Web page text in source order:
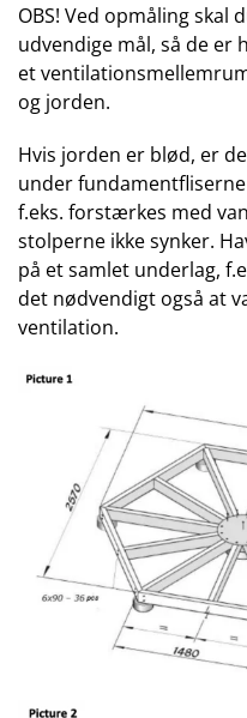
OBS! Ved opmåling skal
udvendige mål, så de er
et
og jorden.
Hvis jorden er blød, er
under
f.eks. forstærkes med
stolperne ikke synker.
på et samlet underlag,
det nødvendigt også at
ventilation.